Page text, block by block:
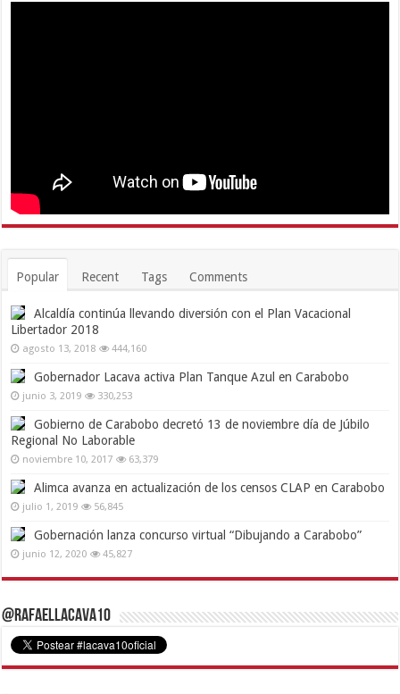
Popular Recent Tags Comments
Alcaldía continúa llevando diversión con el Plan Vacacional
Libertador 2018
agosto 13, 2018 444,160
Gobernador Lacava activa Plan Tanque Azul en Carabobo
junio 3, 2019 330,253
Gobierno de Carabobo decretó 13 de noviembre día de Júbilo
Regional No Laborable
noviembre 10, 2017 63,379
Alimca avanza en actualización de los censos CLAP en Carabobo
julio 1, 2019 56,845
Gobernación lanza concurso virtual “Dibujando a Carabobo”
junio 12, 2020 45,827
@RafaelLacava10